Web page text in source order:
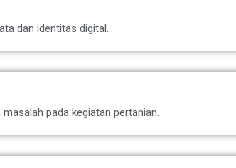
dan identitas digital.
pada kegiatan pertanian.